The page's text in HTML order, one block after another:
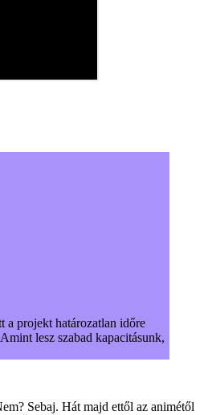
a projekt határozatlan időre
lesz szabad kapacitásunk,
Sebaj. Hát majd ettől az animétől